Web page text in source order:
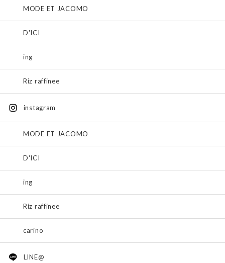
MODE ET JACOMO
D'ICI
ing
Riz raffinee
instagram
MODE ET JACOMO
D'ICI
ing
Riz raffinee
carino
LINE@